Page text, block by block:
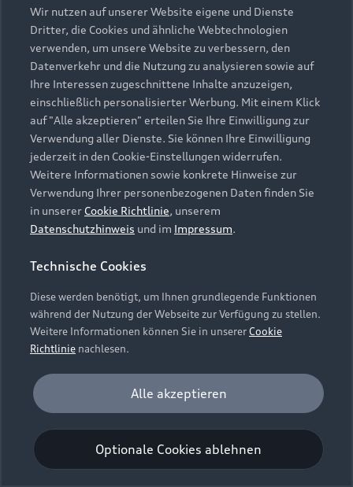
Elektromodelle
Plug-in-Hybride
Neuwagensuche
Gebrauchtwagensuche
Gebrauchtwagen
Finanzierung
Aktionen & Angebote
Geschäftskunden
Saisonale Angebote
Audi Services
Garantie
Audi digital services
myAudi
Support
Kundenservice
Händlersuche
Audi Code
Häufige Fragen (FAQ)
Audi Online Beratung
Bordbuch & Bedienungsanleitungen
Verträge kündigen
Vertrag widerrufen
Über Audi
Unternehmen
Karriere
Investor Relations
Presse & Media Center
Datenschutz
Audi erleben
Newsletter
© 2026 AUDI AG. Alle Rechte vorbehalten
Datenschutzinformation
Cookie-Richtlinie
Barrierefreiheit
Digital Services Act
EU Data Act
Embleme am Fahrzeug bei allen Abbildungen auf dieser
Webseite kann abweichen.
Wir nutzen auf unserer Website eigene und Dienste
Dritter, die Cookies und ähnliche Webtechnologien
verwenden, um unsere Website zu verbessern, den
Datenverkehr und die Nutzung zu analysieren sowie auf
Ihre Interessen zugeschnittene Inhalte anzuzeigen,
einschließlich personalisierter Werbung. Mit einem Klick
auf "Alle akzeptieren" erteilen Sie Ihre Einwilligung zur
Verwendung aller Dienste. Sie können Ihre Einwilligung
jederzeit in den Cookie-Einstellungen widerrufen.
Weitere Informationen sowie konkrete Hinweise zur
Verwendung Ihrer personenbezogenen Daten finden Sie
in unserer Cookie Richtlinie, unserem
Datenschutzhinweis und im Impressum.
Technische Cookies
Diese werden benötigt, um Ihnen grundlegende Funktionen
während der Nutzung der Webseite zur Verfügung zu stellen.
Weitere Informationen können Sie in unsererCookie
Richtlinie nachlesen.
Analyse und Statistik
Performance Cookies sammeln Informationen
darüber, wie unsere Webseite genutzt wird (z. B.
Anzahl der Besuche, Verweildauer). Diese Cookies
werden zur Optimierung der Webseite verwendet.
Optionale Cookies ablehnen
Alle akzeptieren